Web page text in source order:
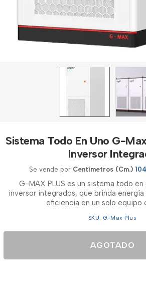
Sistema Todo En Uno G-
Inversor
Se vende por Centímetros (Cm.)
G-MAX PLUS es un sistema todo
inversor integrados, que brinda
eficiencia en un solo equipo
SKU: G-Max Plus
AGOTADO